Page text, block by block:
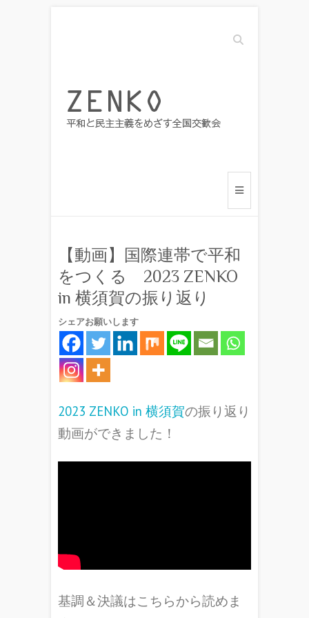
Search
【動画】国際連帯で平和
をつくる 2023 ZENKO
in 横須賀の振り返り
シェアお願いします
2023 ZENKO in 横須賀の振り返り
動画ができました！
基調＆決議はこちらから読めま